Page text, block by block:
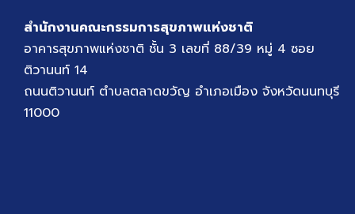
สำนักงานคณะกรรมการสุขภาพแห่งชาติ
อาคารสุขภาพแห่งชาติ ชั้น 3 เลขที่ 88/39 หมู่ 4 ซอย
ติวานนท์ 14
ถนนติวานนท์ ตำบลตลาดขวัญ อำเภอเมือง จังหวัดนนทบุรี
11000